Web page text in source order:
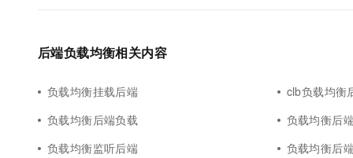
后端负载均衡相关内容
负载均衡挂载后端
clb负载均衡
负载均衡后端负载
负载均衡后
负载均衡监听后端
负载均衡后